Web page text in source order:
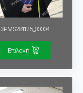
3PMS281125_00004
Επιλογή